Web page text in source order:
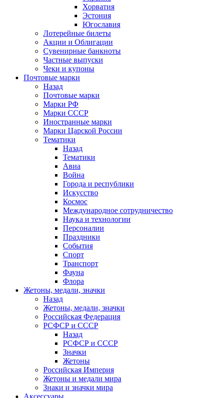
Хорватия
Эстония
Югославия
Лотерейные билеты
Акции и Облигации
Сувенирные банкноты
Частные выпуски
Чеки и купоны
Почтовые марки
Назад
Почтовые марки
Марки РФ
Марки СССР
Иностранные марки
Марки Царской России
Тематики
Назад
Тематики
Авиа
Война
Города и республики
Искусство
Космос
Международное сотрудничество
Наука и технологии
Персоналии
Праздники
События
Спорт
Транспорт
Фауна
Флора
Жетоны, медали, значки
Назад
Жетоны, медали, значки
Российская Федерация
РСФСР и СССР
Назад
РСФСР и СССР
Значки
Жетоны
Российская Империя
Жетоны и медали мира
Знаки и значки мира
Аксессуары